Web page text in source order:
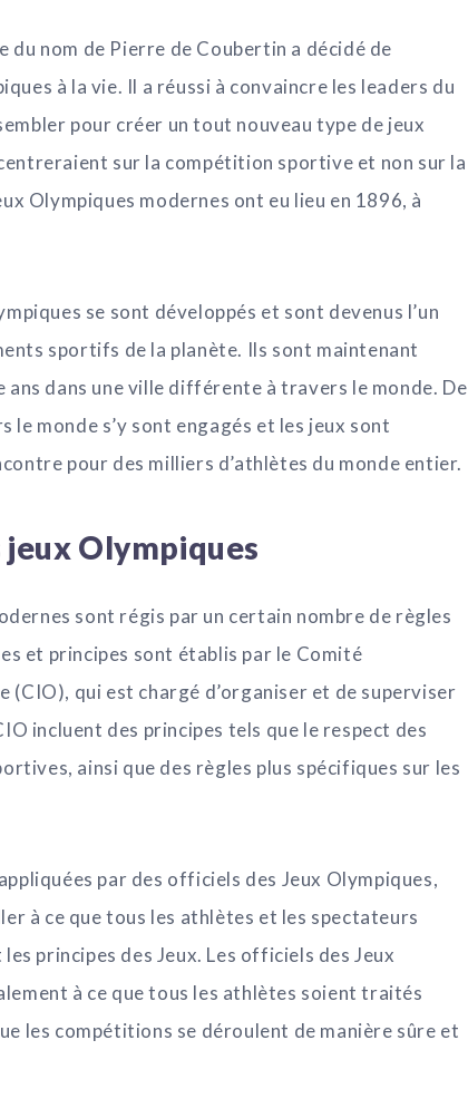
du nom de Pierre de Coubertin a décidé de
à la vie. Il a réussi à convaincre les leaders du
pour créer un tout nouveau type de jeux
sur la compétition sportive et non sur la
Olympiques modernes ont eu lieu en 1896, à
se sont développés et sont devenus l’un
sportifs de la planète. Ils sont maintenant
ans dans une ville différente à travers le monde. De
le monde s’y sont engagés et les jeux sont
pour des milliers d’athlètes du monde entier.
jeux Olympiques
sont régis par un certain nombre de règles
et principes sont établis par le Comité
(CIO), qui est chargé d’organiser et de superviser
incluent des principes tels que le respect des
ainsi que des règles plus spécifiques sur les
par des officiels des Jeux Olympiques,
à ce que tous les athlètes et les spectateurs
principes des Jeux. Les officiels des Jeux
à ce que tous les athlètes soient traités
les compétitions se déroulent de manière sûre et